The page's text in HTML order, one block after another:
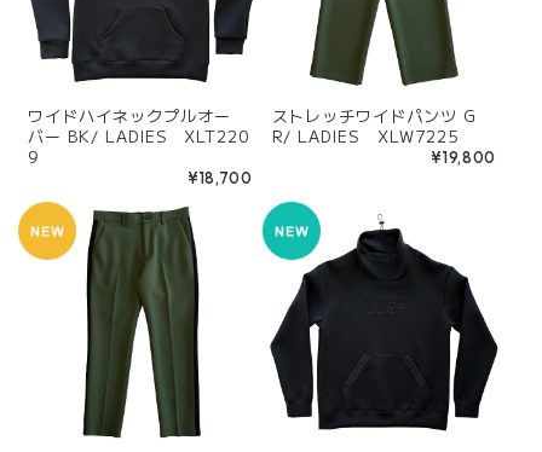
ワイドハイネックプルオー
バー BK/ LADIES XLT220
9
¥18,700
ストレッチワイドパンツ G
R/ LADIES XLW7225
¥19,800